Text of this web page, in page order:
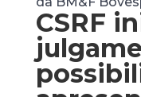
CSRF